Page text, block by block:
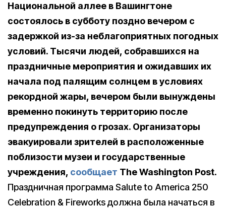
Национальной аллее в Вашингтоне
состоялось в субботу поздно вечером с
задержкой из-за неблагоприятных погодных
условий. Тысячи людей, собравшихся на
праздничные мероприятия и ожидавших их
начала под палящим солнцем в условиях
рекордной жары, вечером были вынуждены
временно покинуть территорию после
предупреждения о грозах. Организаторы
эвакуировали зрителей в расположенные
поблизости музеи и государственные
учреждения, сообщает The Washington Post.
Праздничная программа Salute to America 250
Celebration & Fireworks должна была начаться в